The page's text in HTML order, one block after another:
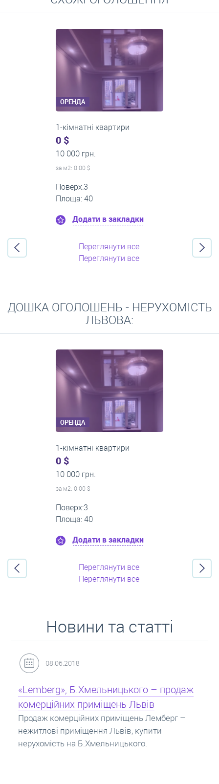
Середні ціни на довготривалу оренду квартир, особняків,
кімнат
ОРЕНДА
1-кімнатні квартири
0 $
11 200 грн.
за м2: 0.00 $
Поверх:1
Площа: 35
Додати в закладки
Переглянути все
Переглянути все
ДОШКА ОГОЛОШЕНЬ - НЕРУХОМІСТЬ
ЛЬВОВА:
ОРЕНДА
2-кімнатні квартири
0 $
16 000 грн.
за м2: 0.00 $
Поверх:11
Площа: 55
Додати в закладки
Переглянути все
Переглянути все
Новини та статті
31.05.2018
Кредит під заставу нерухомості: іпотека
Іпотека на квартиру – кредит на житло під
заставу нерухомості. Купити в іпотеку – що
потрібно знати? Консультація від Експертів
про іпотечні кредити.